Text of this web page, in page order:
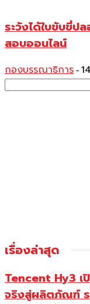
ระวังได้ใบขับขี่ป
สอบออนไลน์
กองบรรณาธิการ -
เรื่องล่าสุด
Tencent Hy3 เ
จริงสู่ผลิตภัณฑ์ ร